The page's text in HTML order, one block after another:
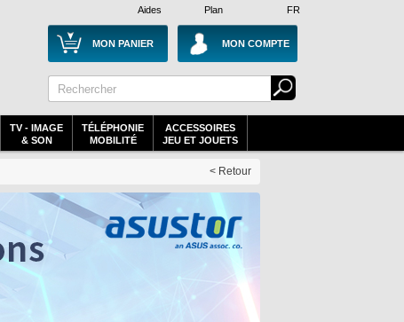
Plan
Aides FR
MON PANIER MON COMPTE
TV - IMAGE
& SON
TÉLÉPHONIE
MOBILITÉ
ACCESSOIRES
JEU ET JOUETS
< Retour